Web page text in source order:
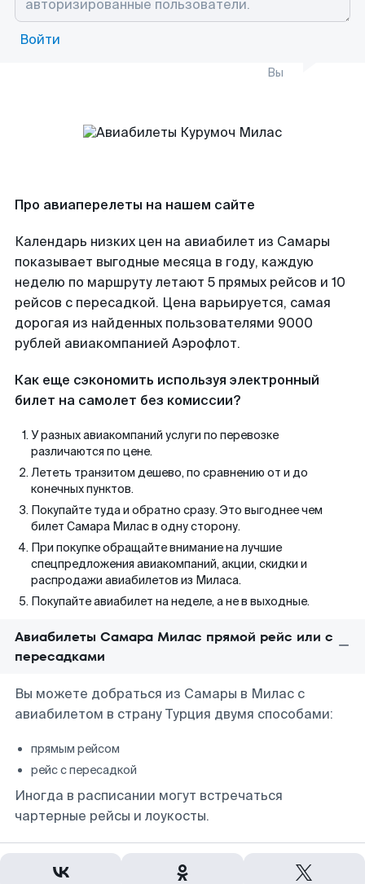
Войти
Вы
Про авиаперелеты на нашем сайте
Календарь низких цен на авиабилет из Самары
показывает выгодные месяца в году, каждую
неделю по маршруту летают 5 прямых рейсов и 10
рейсов с пересадкой. Цена варьируется, самая
дорогая из найденных пользователями 9000
рублей авиакомпанией Аэрофлот.
Как еще сэкономить используя электронный
билет на самолет без комиссии?
У разных авиакомпаний услуги по перевозке
различаются по цене.
Лететь транзитом дешево, по сравнению от и до
конечных пунктов.
Покупайте туда и обратно сразу. Это выгоднее чем
билет Самара Милас в одну сторону.
При покупке обращайте внимание на лучшие
спецпредложения авиакомпаний, акции, скидки и
распродажи авиабилетов из Миласа.
Покупайте авиабилет на неделе, а не в выходные.
Авиабилеты Самара Милас прямой рейс или с
пересадками
Вы можете добраться из Самары в Милас с
авиабилетом в страну Турция двумя способами:
прямым рейсом
рейс с пересадкой
Иногда в расписании могут встречаться
чартерные рейсы и лоукосты.